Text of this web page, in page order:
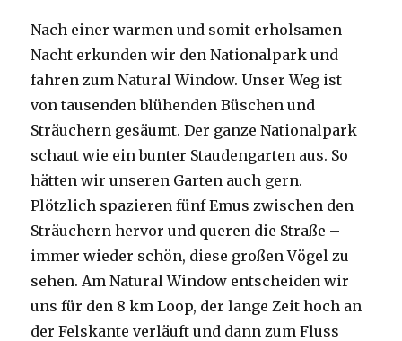
Nach einer warmen und somit erholsamen
Nacht erkunden wir den Nationalpark und
fahren zum Natural Window. Unser Weg ist
von tausenden blühenden Büschen und
Sträuchern gesäumt. Der ganze Nationalpark
schaut wie ein bunter Staudengarten aus. So
hätten wir unseren Garten auch gern.
Plötzlich spazieren fünf Emus zwischen den
Sträuchern hervor und queren die Straße –
immer wieder schön, diese großen Vögel zu
sehen. Am Natural Window entscheiden wir
uns für den 8 km Loop, der lange Zeit hoch an
der Felskante verläuft und dann zum Fluss